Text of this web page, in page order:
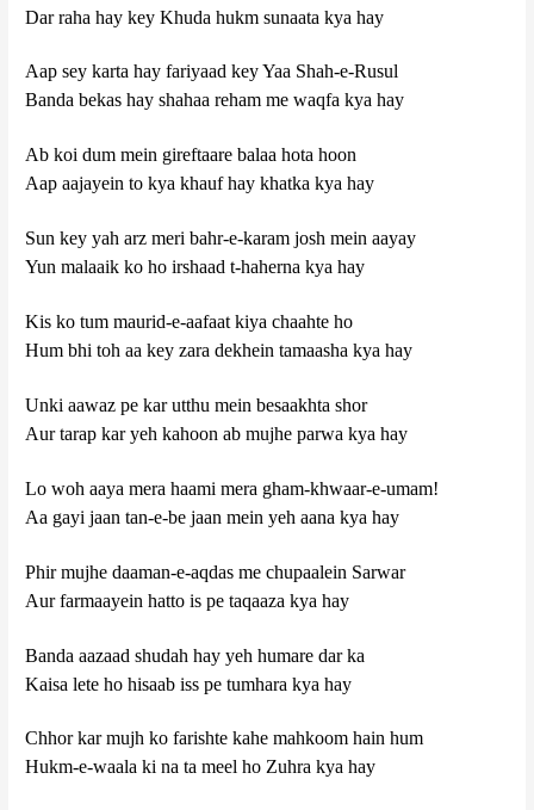
Dar raha hay key Khuda hukm sunaata kya hay
Aap sey karta hay fariyaad key Yaa Shah-e-Rusul
Banda bekas hay shahaa reham me waqfa kya hay
Ab koi dum mein gireftaare balaa hota hoon
Aap aajayein to kya khauf hay khatka kya hay
Sun key yah arz meri bahr-e-karam josh mein aayay
Yun malaaik ko ho irshaad t-haherna kya hay
Kis ko tum maurid-e-aafaat kiya chaahte ho
Hum bhi toh aa key zara dekhein tamaasha kya hay
Unki aawaz pe kar utthu mein besaakhta shor
Aur tarap kar yeh kahoon ab mujhe parwa kya hay
Lo woh aaya mera haami mera gham-khwaar-e-umam!
Aa gayi jaan tan-e-be jaan mein yeh aana kya hay
Phir mujhe daaman-e-aqdas me chupaalein Sarwar
Aur farmaayein hatto is pe taqaaza kya hay
Banda aazaad shudah hay yeh humare dar ka
Kaisa lete ho hisaab iss pe tumhara kya hay
Chhor kar mujh ko farishte kahe mahkoom hain hum
Hukm-e-waala ki na ta meel ho Zuhra kya hay